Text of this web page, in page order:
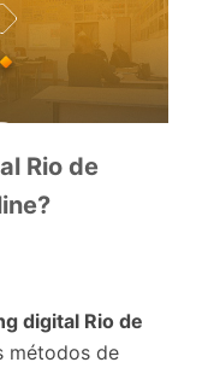
Rio de
digital Rio de
métodos de